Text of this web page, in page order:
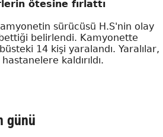
ötesine fırlattı
sürücüsü H.S'nin olay
belirlendi. Kamyonette
14 kişi yaralandı. Yaralılar,
kaldırıldı.
günü